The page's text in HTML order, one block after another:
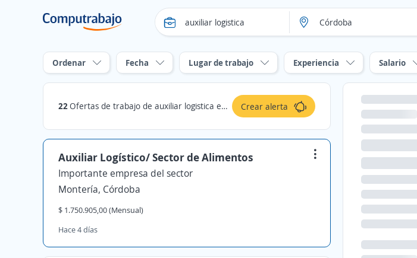
Ordenar Fecha Lugar de trabajo Experiencia Salario
22Ofertas de trabajo de auxiliar logistica en Córdoba Crear alerta
Auxiliar Logístico/ Sector de Alimentos
Importante empresa del sector
Montería, Córdoba
$ 1.750.905,00 (Mensual)
Hace 4 días